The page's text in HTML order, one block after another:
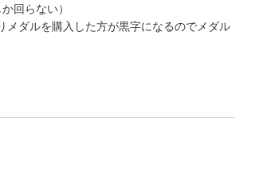
回らない）
ダルを購入した方が黒字になるのでメダル